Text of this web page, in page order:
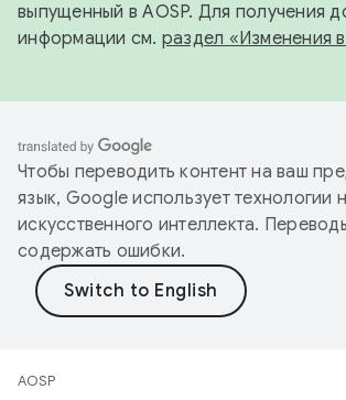
выпущенный в AOSP. Для получения
информации см. раздел «Изменения
Чтобы переводить контент на ваш
язык, Google использует технологии
искусственного интеллекта.
содержать ошибки.
AOSP